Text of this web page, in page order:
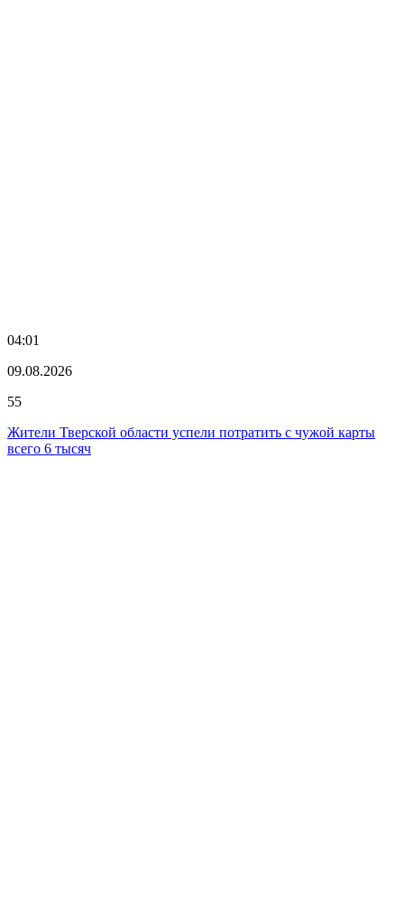
04:01
09.08.2026
55
Жители Тверской области успели потратить с чужой карты
всего 6 тысяч